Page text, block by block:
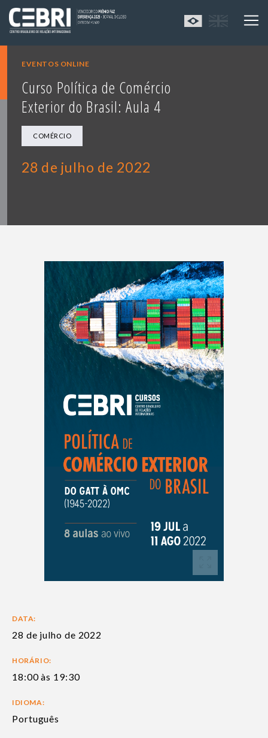
EVENTOS ONLINE
Curso Política de Comércio
Exterior do Brasil: Aula 4
COMÉRCIO
28 de julho de 2022
DATA:
28 de julho de 2022
HORÁRIO:
18:00 às 19:30
IDIOMA:
Português